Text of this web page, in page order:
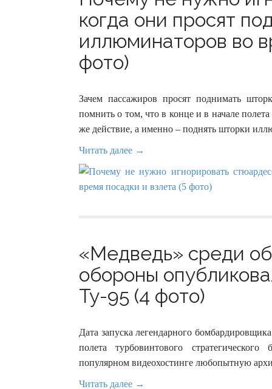
когда они просят
иллюминаторов во
фото)
Зачем пассажиров просят поднимать
помнить о том, что в конце и в начале
же действие, а именно – поднять шторки
Читать далее →
«Медведь» среди
обороны
Ту-95 (4 фото)
Дата запуска легендарного
полета турбовинтового
популярном видеохостинге любопытную
Читать далее →